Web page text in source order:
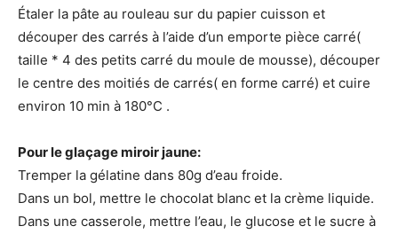
Étaler la pâte au rouleau sur du papier cuisson et
découper des carrés à l’aide d’un emporte pièce carré(
taille * 4 des petits carré du moule de mousse), découper
le centre des moitiés de carrés( en forme carré) et cuire
environ 10 min à 180°C .
Pour le glaçage miroir jaune:
Tremper la gélatine dans 80g d’eau froide.
Dans un bol, mettre le chocolat blanc et la crème liquide.
Dans une casserole, mettre l’eau, le glucose et le sucre à